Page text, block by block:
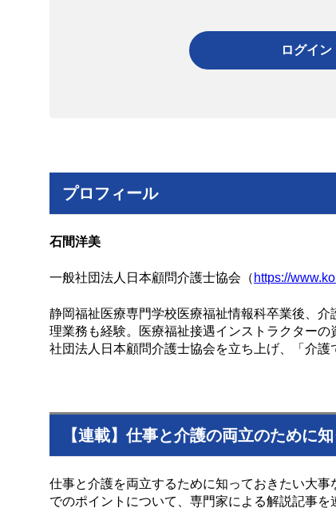
ログイン
プロフィール
石間洋美
一般社団法人日本顧問介護士協会（ https://
静岡福祉医療専門学校医療福祉情報科卒業後、
理業務も経験。医療福祉接遇インストラクター
社団法人日本顧問介護士協会を立ち上げ、「介
【連載】仕事と介護の両立のために
仕事と介護を両立するために知っておきたい大
でのポイントについて、専門家による解説記事を